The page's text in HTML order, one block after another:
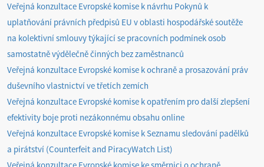
Veřejná konzultace Evropské komise k návrhu Pokynů k
uplatňování právních předpisů EU v oblasti hospodářské soutěže
na kolektivní smlouvy týkající se pracovních podmínek osob
samostatně výdělečně činných bez zaměstnanců
Veřejná konzultace Evropské komise k ochraně a prosazování práv
duševního vlastnictví ve třetích zemích
Veřejná konzultace Evropské komise k opatřením pro další zlepšení
efektivity boje proti nezákonnému obsahu online
Veřejná konzultace Evropské komise k Seznamu sledování padělků
a pirátství (Counterfeit and PiracyWatch List)